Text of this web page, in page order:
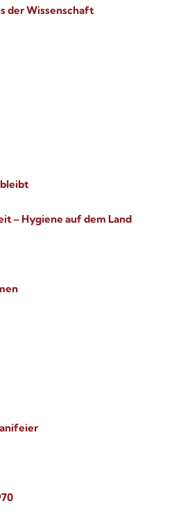
der Wissenschaft
– Hygiene auf dem Land